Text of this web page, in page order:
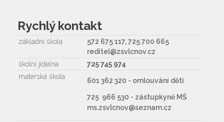
Rychlý kontakt
základní škola
572 675 117, 725 700 665
reditel@zsvlcnov.cz
školní jídelna
725 745 974
mateřská škola
601 362 320 - omlouvání dětí
725 966 530 - zástupkyně MŠ
ms.zsvlcnov@seznam.cz